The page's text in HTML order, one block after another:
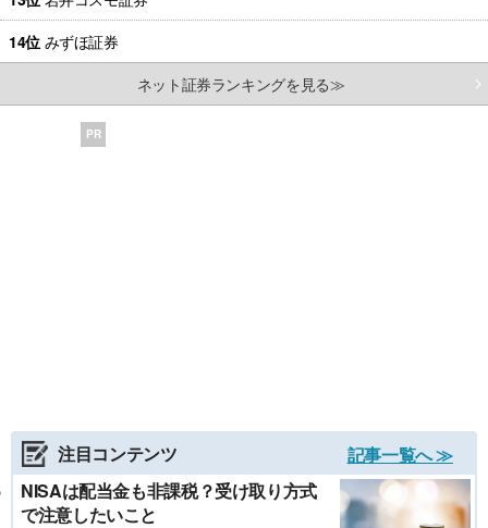
14位 みずほ証券
ネット証券ランキングを見る≫
PR
注目コンテンツ
記事一覧へ ≫
NISAは配当金も非課税？受け取り方式
で注意したいこと